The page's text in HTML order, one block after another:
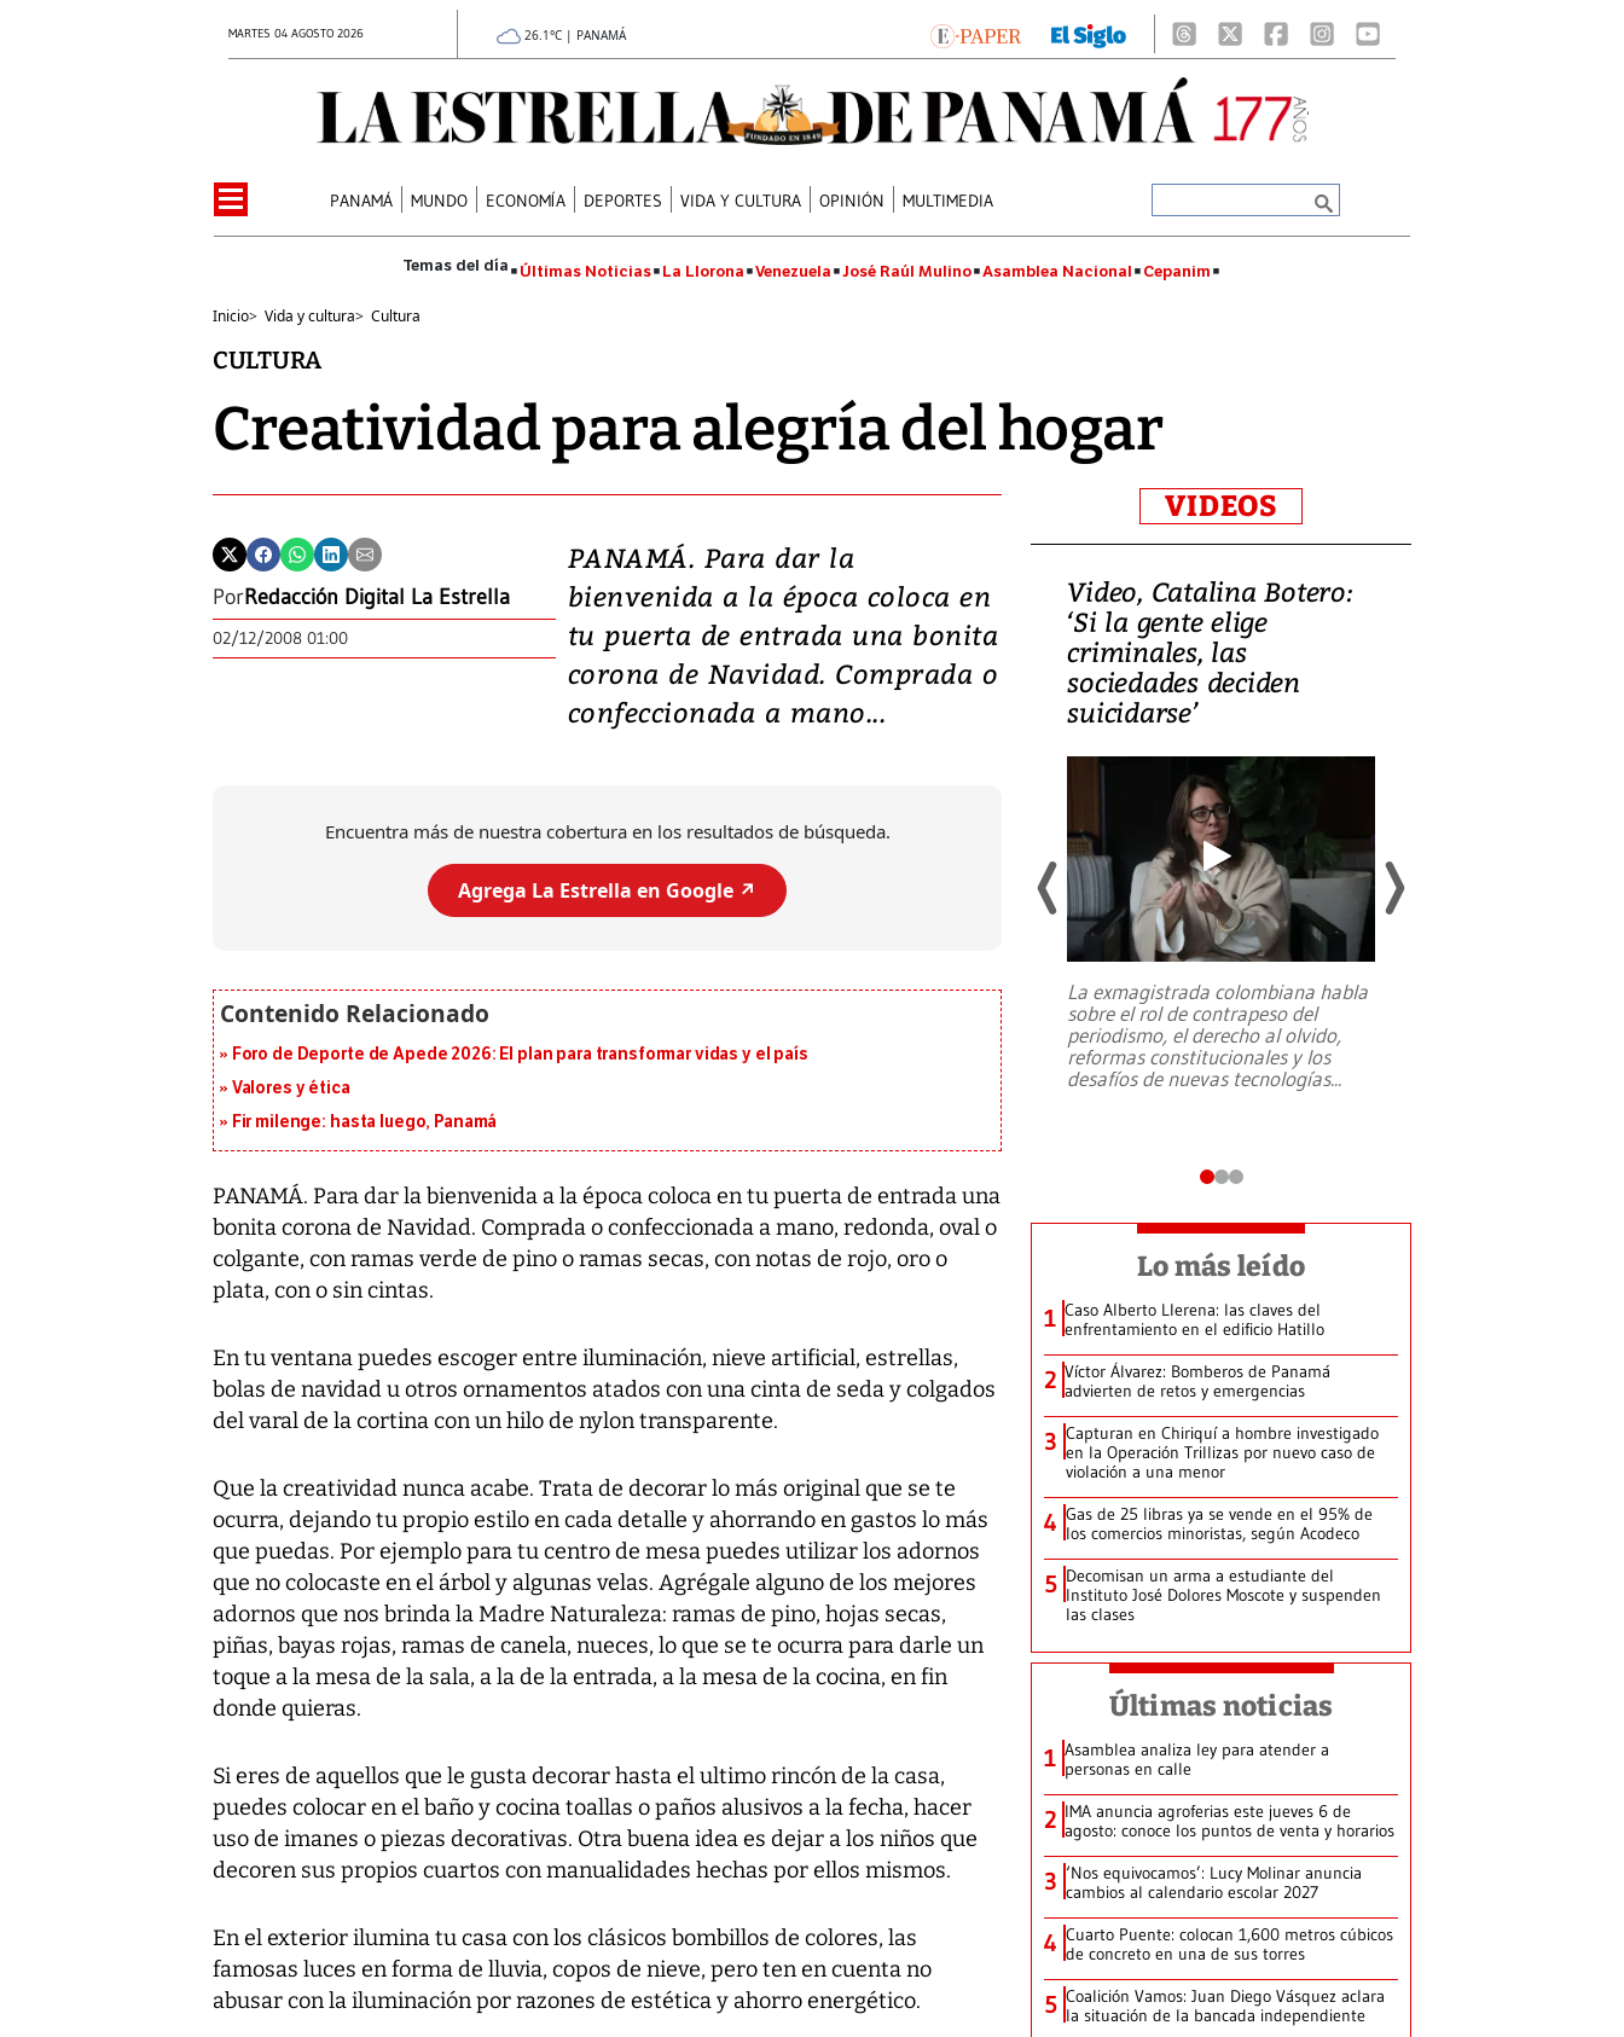
MARTES 04 AGOSTO 2026 26.1°C | PANAMÁ
PANAMÁ MUNDO ECONOMÍA DEPORTES VIDA Y CULTURA OPINIÓN MULTIMEDIA
Últimas Noticias La Llorona Venezuela José Raúl Mulino Asamblea Nacional Cepanim
Inicio> Vida y cultura> Cultura
CULTURA
Creatividad para alegría del hogar
PorRedacción Digital La Estrella
02/12/2008 01:00
PANAMÁ. Para dar la
bienvenida a la época coloca en
tu puerta de entrada una bonita
corona de Navidad. Comprada o
confeccionada a mano...
Encuentra más de nuestra cobertura en los resultados de búsqueda.
Agrega La Estrella en Google ↗️
Foro de Deporte de Apede 2026: El plan para transformar vidas y el país
Valores y ética
Fir milenge: hasta luego, Panamá
PANAMÁ. Para dar la bienvenida a la época coloca en tu puerta de entrada una
bonita corona de Navidad. Comprada o confeccionada a mano, redonda, oval o
colgante, con ramas verde de pino o ramas secas, con notas de rojo, oro o
plata, con o sin cintas.
En tu ventana puedes escoger entre iluminación, nieve artificial, estrellas,
bolas de navidad u otros ornamentos atados con una cinta de seda y colgados
del varal de la cortina con un hilo de nylon transparente.
Que la creatividad nunca acabe. Trata de decorar lo más original que se te
ocurra, dejando tu propio estilo en cada detalle y ahorrando en gastos lo más
que puedas. Por ejemplo para tu centro de mesa puedes utilizar los adornos
que no colocaste en el árbol y algunas velas. Agrégale alguno de los mejores
adornos que nos brinda la Madre Naturaleza: ramas de pino, hojas secas,
piñas, bayas rojas, ramas de canela, nueces, lo que se te ocurra para darle un
toque a la mesa de la sala, a la de la entrada, a la mesa de la cocina, en fin
donde quieras.
Si eres de aquellos que le gusta decorar hasta el ultimo rincón de la casa,
puedes colocar en el baño y cocina toallas o paños alusivos a la fecha, hacer
uso de imanes o piezas decorativas. Otra buena idea es dejar a los niños que
decoren sus propios cuartos con manualidades hechas por ellos mismos.
En el exterior ilumina tu casa con los clásicos bombillos de colores, las
famosas luces en forma de lluvia, copos de nieve, pero ten en cuenta no
abusar con la iluminación por razones de estética y ahorro energético.
VIDEOS
Video, Japón: Terremoto
deja heridos y graves
daños en Kumamoto
al sur de Japón, provocando una
Video, Catalina Botero:
‘Si la gente elige
criminales, las
sociedades deciden
suicidarse’
La exmagistrada colombiana habla
sobre el rol de contrapeso del
periodismo, el derecho al olvido,
reformas constitucionales y los
desafíos de nuevas tecnologías...
Lo más leído
1 Caso Alberto Llerena: las claves del
enfrentamiento en el edificio Hatillo
2 Víctor Álvarez: Bomberos de Panamá
advierten de retos y emergencias
3 Capturan en Chiriquí a hombre investigado
en la Operación Trillizas por nuevo caso de
violación a una menor
4 Gas de 25 libras ya se vende en el 95% de
los comercios minoristas, según Acodeco
5 Decomisan un arma a estudiante del
Instituto José Dolores Moscote y suspenden
las clases
Últimas noticias
1 Asamblea analiza ley para atender a
personas en calle
2 IMA anuncia agroferias este jueves 6 de
agosto: conoce los puntos de venta y horarios
3 ‘Nos equivocamos’: Lucy Molinar anuncia
cambios al calendario escolar 2027
4 Cuarto Puente: colocan 1,600 metros cúbicos
de concreto en una de sus torres
5 Coalición Vamos: Juan Diego Vásquez aclara
la situación de la bancada independiente